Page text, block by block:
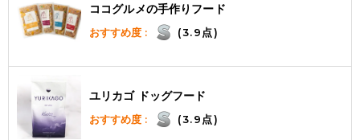
ココグルメの手作りフード
おすすめ度 : (3.9点)
ユリカゴ ドッグフード
おすすめ度 : (3.9点)